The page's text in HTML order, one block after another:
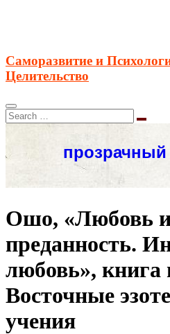
Саморазвитие и
Целительство
Ошо, «Любовь
преданность.
любовь», книга
Восточные
учения